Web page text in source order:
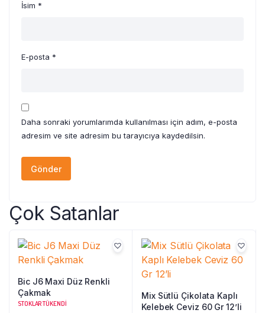
İsim *
E-posta *
Daha sonraki yorumlarımda kullanılması için adım, e-posta
adresim ve site adresim bu tarayıcıya kaydedilsin.
Çok Satanlar
Bic J6 Maxi Düz Renkli
Çakmak
STOKLAR TÜKENDI
Mix Sütlü Çikolata Kaplı
Kelebek Ceviz 60 Gr 12’li